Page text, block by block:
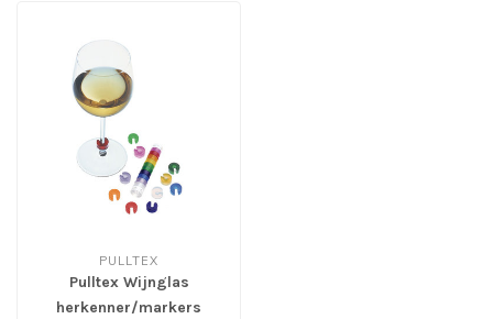
PULLTEX
Pulltex Wijnglas
herkenner/markers